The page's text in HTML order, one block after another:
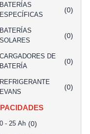
BATERÍAS
ESPECÍFICAS
(0)
BATERÍAS
SOLARES
(0)
CARGADORES DE
BATERÍA
(0)
REFRIGERANTE
EVANS
(0)
0 - 25 Ah (0)